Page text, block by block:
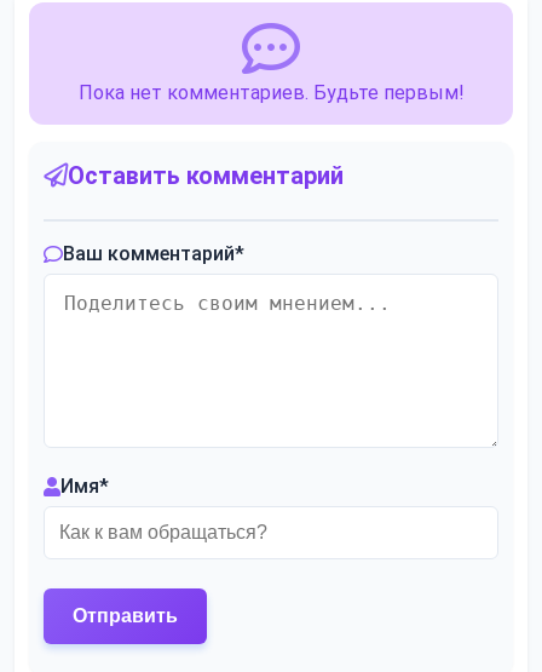
Пока нет комментариев. Будьте первым!
Оставить комментарий
Ваш комментарий*
Имя*